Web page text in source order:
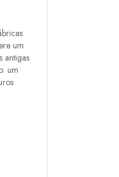
um
antigas
um